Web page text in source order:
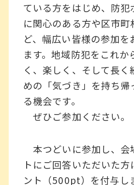
ている方をはじめ、防犯
に関心のある方や区市町
ど、幅広い皆様の参加を
ます。地域防犯をこれか
く、楽しく、そして長く
めの「気づき」を持ち帰
る機会です。
ぜひご参加ください。
本つどいに参加し、会
トにご回答いただいた方
ント（500pt）を付与し